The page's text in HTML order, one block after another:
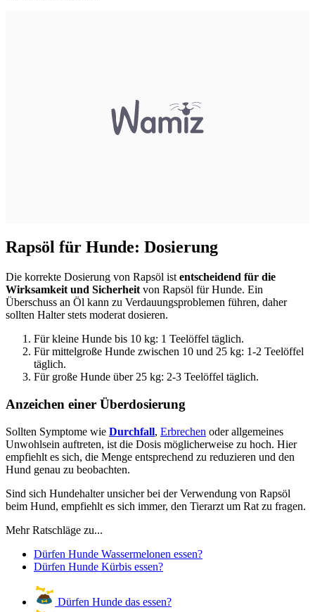
Rapsöl für Hunde: Dosierung
Die korrekte Dosierung von Rapsöl ist entscheidend für die
Wirksamkeit und Sicherheit von Rapsöl für Hunde. Ein
Überschuss an Öl kann zu Verdauungsproblemen führen, daher
sollten Halter stets moderat dosieren.
Für kleine Hunde bis 10 kg: 1 Teelöffel täglich.
Für mittelgroße Hunde zwischen 10 und 25 kg: 1-2 Teelöffel
täglich.
Für große Hunde über 25 kg: 2-3 Teelöffel täglich.
Anzeichen einer Überdosierung
Sollten Symptome wie Durchfall, Erbrechen oder allgemeines
Unwohlsein auftreten, ist die Dosis möglicherweise zu hoch. Hier
empfiehlt es sich, die Menge entsprechend zu reduzieren und den
Hund genau zu beobachten.
Sind sich Hundehalter unsicher bei der Verwendung von Rapsöl
beim Hund, empfiehlt es sich immer, den Tierarzt um Rat zu fragen.
Mehr Ratschläge zu...
Dürfen Hunde Wassermelonen essen?
Dürfen Hunde Kürbis essen?
Dürfen Hunde das essen?